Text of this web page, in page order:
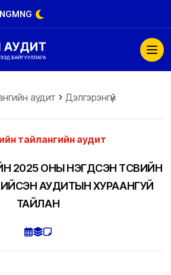
MNG
аудит Дэлгэрэнгүй
тайлангийн аудит
2025 ОНЫ НЭГДСЭН ТӨСВИЙН
АУДИТЫН ХУРААНГУЙ
ТАЙЛАН